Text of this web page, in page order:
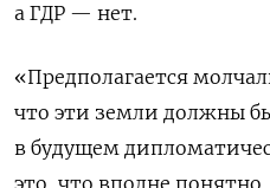
а ГДР — нет.
«Предполагается
что эти земли должны
в будущем